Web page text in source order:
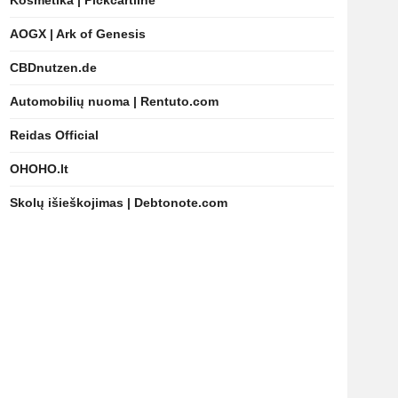
AOGX | Ark of Genesis
CBDnutzen.de
Automobilių nuoma | Rentuto.com
Reidas Official
OHOHO.lt
Skolų išieškojimas | Debtonote.com